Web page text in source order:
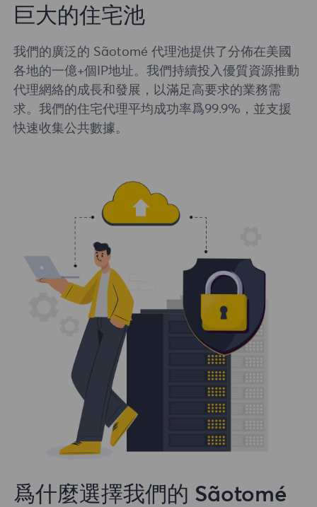
巨大的住宅池
我們的廣泛的 Sãotomé 代理池提供了分佈在美國
各地的一億+個IP地址。我們持續投入優質資源推動
代理網絡的成長和發展，以滿足高要求的業務需
求。我們的住宅代理平均成功率爲99.9%，並支援
快速收集公共數據。
爲什麼選擇我們的 Sãotomé